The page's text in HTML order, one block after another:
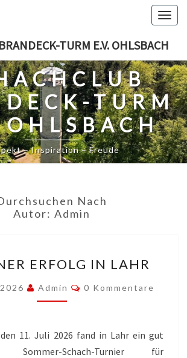
TURM E.V. OHLSBACH
TURM
– Inspiration – Freude
Nach
Autor: Admin
ERFOLG
IN
LAHR
ERFOLG IN LAHR
Admin Kommentare
0 Kommentare
11. Juli 2026 fand in Lahr ein gut
Sommer-Schach-Turnier für